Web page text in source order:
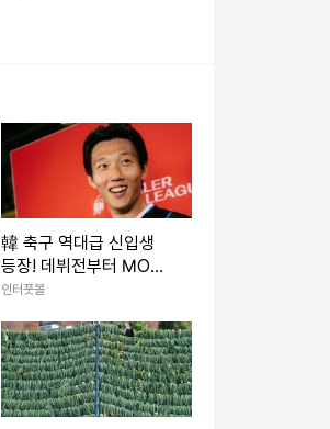
韓 축구 역대급 신입생
등장! 데뷔전부터 MOM
→현지 호평 일색…“승리
을 받은 선수는 이한범”
인터풋볼